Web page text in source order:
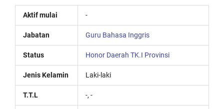
Aktif mulai -
Jabatan Guru Bahasa Inggris
Status Honor Daerah TK.I Provinsi
Jenis Kelamin Laki-laki
T.T.L -, -